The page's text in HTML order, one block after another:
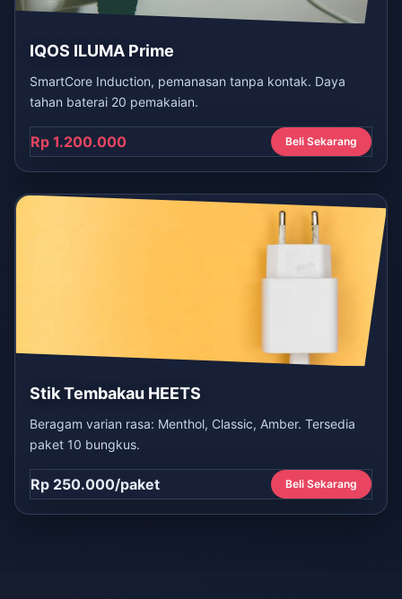
IQOS ILUMA Prime
SmartCore Induction, pemanasan tanpa kontak. Daya
tahan baterai 20 pemakaian.
Rp 1.200.000 Beli Sekarang
Stik Tembakau HEETS
Beragam varian rasa: Menthol, Classic, Amber. Tersedia
paket 10 bungkus.
Rp 250.000/paket Beli Sekarang